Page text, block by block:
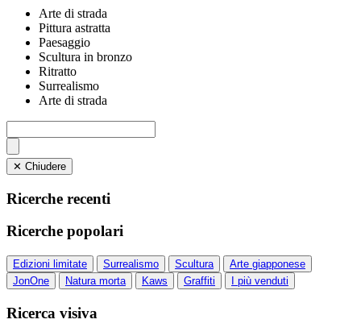
Arte di strada
Pittura astratta
Paesaggio
Scultura in bronzo
Ritratto
Surrealismo
Arte di strada
✕ Chiudere
Ricerche recenti
Ricerche popolari
Edizioni limitate Surrealismo Scultura
Arte giapponese
JonOne
Natura morta Kaws Graffiti I più venduti
Ricerca visiva